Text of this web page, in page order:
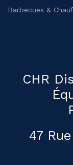
Barbecues &
CHR
47